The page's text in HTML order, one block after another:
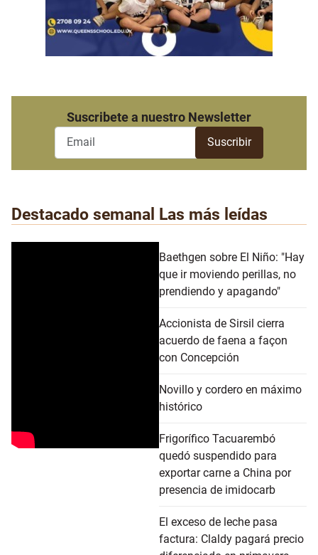
Suscribete a nuestro Newsletter
Destacado semanal Las más leídas
Baethgen sobre El Niño: "Hay
que ir moviendo perillas, no
prendiendo y apagando"
Accionista de Sirsil cierra
acuerdo de faena a façon
con Concepción
Novillo y cordero en máximo
histórico
Frigorífico Tacuarembó
quedó suspendido para
exportar carne a China por
presencia de imidocarb
El exceso de leche pasa
factura: Claldy pagará precio